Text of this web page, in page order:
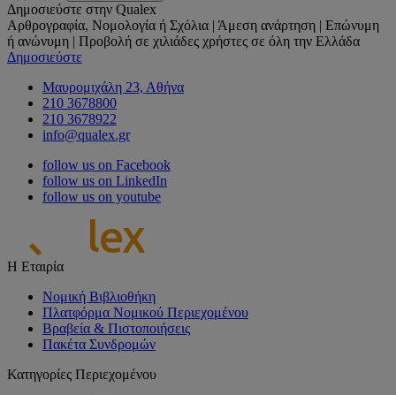
Δημοσιεύστε στην Qualex
Αρθρογραφία, Νομολογία ή Σχόλια | Άμεση ανάρτηση | Επώνυμη
ή ανώνυμη | Προβολή σε χιλιάδες χρήστες σε όλη την Ελλάδα
Δημοσιεύστε
Μαυρομιχάλη 23, Αθήνα
210 3678800
210 3678922
info@qualex.gr
follow us on Facebook
follow us on LinkedIn
follow us on youtube
Η Εταιρία
Νομική Βιβλιοθήκη
Πλατφόρμα Νομικού Περιεχομένου
Βραβεία & Πιστοποιήσεις
Πακέτα Συνδρομών
Κατηγορίες Περιεχομένου